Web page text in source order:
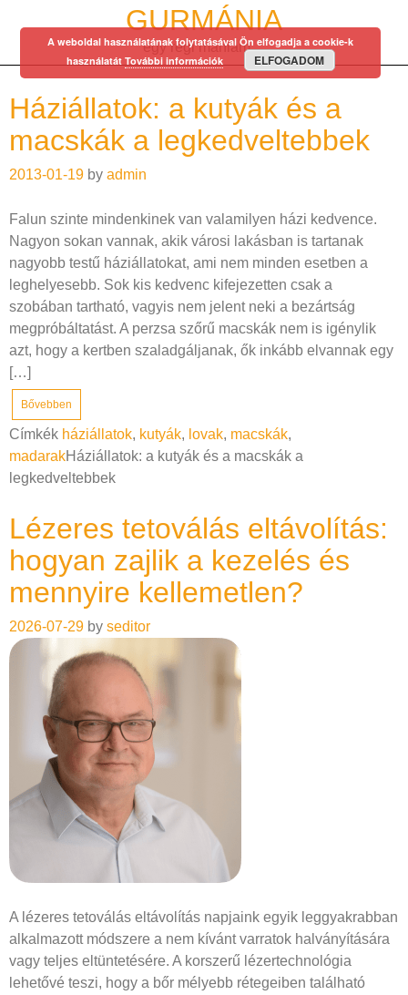
GURMÁNIA
egy régi mániám…
Háziállatok: a kutyák és a
macskák a legkedveltebbek
2013-01-19 by admin
Falun szinte mindenkinek van valamilyen házi kedvence.
Nagyon sokan vannak, akik városi lakásban is tartanak
nagyobb testű háziállatokat, ami nem minden esetben a
leghelyesebb. Sok kis kedvenc kifejezetten csak a
szobában tartható, vagyis nem jelent neki a bezártság
megpróbáltatást. A perzsa szőrű macskák nem is igénylik
azt, hogy a kertben szaladgáljanak, ők inkább elvannak egy
[…]
Bővebben
Címkék háziállatok, kutyák, lovak, macskák,
madarakHáziállatok: a kutyák és a macskák a
legkedveltebbek
Lézeres tetoválás eltávolítás:
hogyan zajlik a kezelés és
mennyire kellemetlen?
2026-07-29 by seditor
A lézeres tetoválás eltávolítás napjaink egyik leggyakrabban
alkalmazott módszere a nem kívánt varratok halványítására
vagy teljes eltüntetésére. A korszerű lézertechnológia
lehetővé teszi, hogy a bőr mélyebb rétegeiben található
A weboldal használatának folytatásával Ön elfogadja a cookie-k
használatát További információk ELFOGADOM